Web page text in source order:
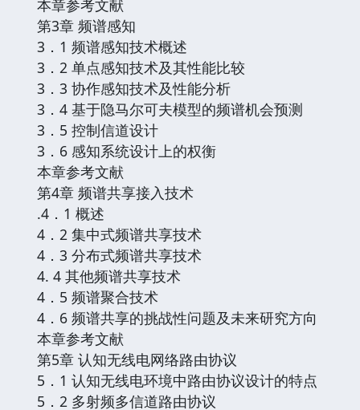
本章参考文献
第3章 频谱感知
3．1 频谱感知技术概述
3．2 单点感知技术及其性能比较
3．3 协作感知技术及性能分析
3．4 基于隐马尔可夫模型的频谱机会预测
3．5 控制信道设计
3．6 感知系统设计上的权衡
本章参考文献
第4章 频谱共享接入技术
.4．1 概述
4．2 集中式频谱共享技术
4．3 分布式频谱共享技术
4. 4 其他频谱共享技术
4．5 频谱聚合技术
4．6 频谱共享的挑战性问题及未来研究方向
本章参考文献
第5章 认知无线电网络路由协议
5．1 认知无线电环境中路由协议设计的特点
5．2 多射频多信道路由协议